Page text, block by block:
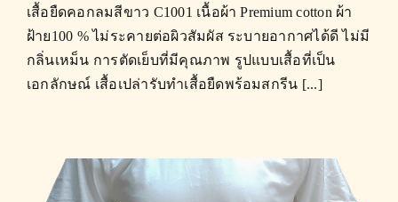
เสื้อยืดคอกลมสีขาว C1001 เนื้อผ้า Premium cotton ผ้า
ฝ้าย100 % ไม่ระคายต่อผิวสัมผัส ระบายอากาศได้ดี ไม่มี
กลิ่นเหม็น การตัดเย็บที่มีคุณภาพ รูปแบบเสื้อที่เป็น
เอกลักษณ์ เสื้อเปล่ารับทำเสื้อยืดพร้อมสกรีน [...]